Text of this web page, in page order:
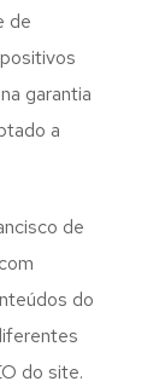
de
garantia
a
de
do
do site.